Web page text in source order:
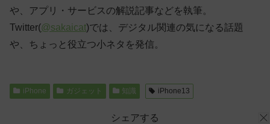
や、アプリ・サービスの解説記事などを執筆。
Twitter(@sakaicat)では、デジタル関連の気になる話題
や、ちょっと役立つ小ネタを発信。
iPhone ガジェット 知識 iPhone13
シェアする